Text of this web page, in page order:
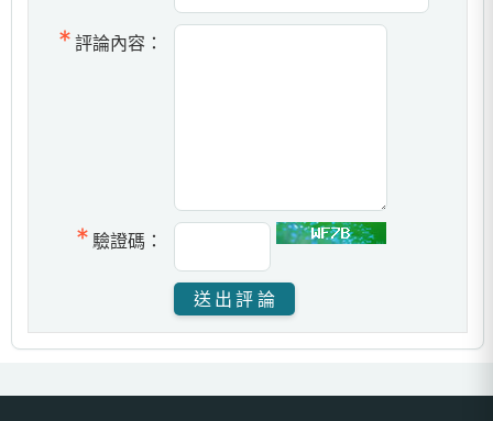
評論內容：
驗證碼：